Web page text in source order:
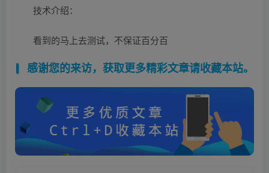
技术介绍：
看到的马上去测试，不保证百分百
感谢您的来访，获取更多精彩文章请收藏本站。